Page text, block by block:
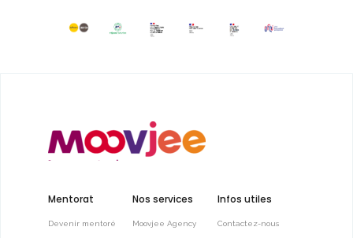
Mentorat
Devenir mentoré
Nos services
Moovjee Agency
Infos utiles
Contactez-nous